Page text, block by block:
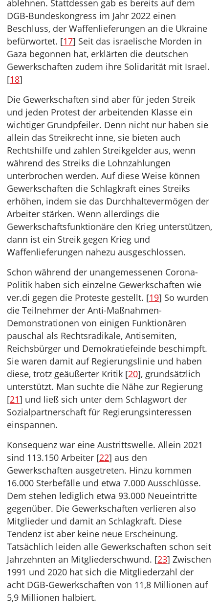
ablehnen. Stattdessen gab es bereits auf dem
DGB-Bundeskongress im Jahr 2022 einen
Beschluss, der Waffenlieferungen an die Ukraine
befürwortet. [17] Seit das israelische Morden in
Gaza begonnen hat, erklärten die deutschen
Gewerkschaften zudem ihre Solidarität mit Israel.
[18]
Die Gewerkschaften sind aber für jeden Streik
und jeden Protest der arbeitenden Klasse ein
wichtiger Grundpfeiler. Denn nicht nur haben sie
allein das Streikrecht inne, sie bieten auch
Rechtshilfe und zahlen Streikgelder aus, wenn
während des Streiks die Lohnzahlungen
unterbrochen werden. Auf diese Weise können
Gewerkschaften die Schlagkraft eines Streiks
erhöhen, indem sie das Durchhaltevermögen der
Arbeiter stärken. Wenn allerdings die
Gewerkschaftsfunktionäre den Krieg unterstützen,
dann ist ein Streik gegen Krieg und
Waffenlieferungen nahezu ausgeschlossen.
Schon während der unangemessenen Corona-
Politik haben sich einzelne Gewerkschaften wie
ver.di gegen die Proteste gestellt. [19] So wurden
die Teilnehmer der Anti-Maßnahmen-
Demonstrationen von einigen Funktionären
pauschal als Rechtsradikale, Antisemiten,
Reichsbürger und Demokratiefeinde beschimpft.
Sie waren damit auf Regierungslinie und haben
diese, trotz geäußerter Kritik [20], grundsätzlich
unterstützt. Man suchte die Nähe zur Regierung
[21] und ließ sich unter dem Schlagwort der
Sozialpartnerschaft für Regierungsinteressen
einspannen.
Konsequenz war eine Austrittswelle. Allein 2021
sind 113.150 Arbeiter [22] aus den
Gewerkschaften ausgetreten. Hinzu kommen
16.000 Sterbefälle und etwa 7.000 Ausschlüsse.
Dem stehen lediglich etwa 93.000 Neueintritte
gegenüber. Die Gewerkschaften verlieren also
Mitglieder und damit an Schlagkraft. Diese
Tendenz ist aber keine neue Erscheinung.
Tatsächlich leiden alle Gewerkschaften schon seit
Jahrzehnten an Mitgliederschwund. [23] Zwischen
1991 und 2020 hat sich die Mitgliederzahl der
acht DGB-Gewerkschaften von 11,8 Millionen auf
5,9 Millionen halbiert.